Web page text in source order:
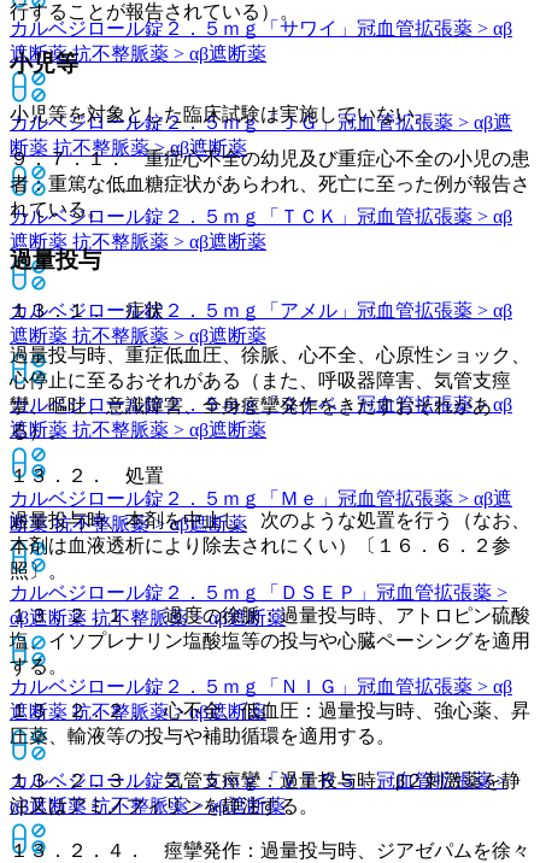
カルベジロール錠２．５ｍｇ「サワイ」 冠血管拡張薬 > αβ
遮断薬 抗不整脈薬 > αβ遮断薬
カルベジロール錠２．５ｍｇ「ＪＧ」冠血管拡張薬 > αβ遮
断薬 抗不整脈薬 > αβ遮断薬
カルベジロール錠２．５ｍｇ「ＴＣＫ」 冠血管拡張薬 > αβ
遮断薬 抗不整脈薬 > αβ遮断薬
カルベジロール錠２．５ｍｇ「アメル」 冠血管拡張薬 > αβ
遮断薬 抗不整脈薬 > αβ遮断薬
カルベジロール錠２．５ｍｇ「タナベ」冠血管拡張薬 > αβ
遮断薬 抗不整脈薬 > αβ遮断薬
カルベジロール錠２．５ｍｇ「Ｍｅ」 冠血管拡張薬 > αβ遮
断薬 抗不整脈薬 > αβ遮断薬
カルベジロール錠２．５ｍｇ「ＤＳＥＰ」 冠血管拡張薬 >
αβ遮断薬 抗不整脈薬 > αβ遮断薬
カルベジロール錠２．５ｍｇ「ＮＩＧ」 冠血管拡張薬 > αβ
遮断薬 抗不整脈薬 > αβ遮断薬
カルベジロール錠２．５ｍｇ「ＶＴＲＳ」冠血管拡張薬 >
αβ遮断薬 抗不整脈薬 > αβ遮断薬
行することが報告されている）。
小児等
小児等を対象とした臨床試験は実施していない。
９．７．１． 重症心不全の幼児及び重症心不全の小児の患
者：重篤な低血糖症状があらわれ、死亡に至った例が報告さ
れている。
過量投与
１３．１． 症状
過量投与時、重症低血圧、徐脈、心不全、心原性ショック、
心停止に至るおそれがある（また、呼吸器障害、気管支痙
攣、嘔吐、意識障害、全身痙攣発作をきたすおそれがあ
る）。
１３．２． 処置
過量投与時、本剤を中止し、次のような処置を行う（なお、
本剤は血液透析により除去されにくい）〔１６．６．２参
照〕。
１３．２．１． 過度の徐脈：過量投与時、アトロピン硫酸
塩、イソプレナリン塩酸塩等の投与や心臓ペーシングを適用
する。
１３．２．２． 心不全、低血圧：過量投与時、強心薬、昇
圧薬、輸液等の投与や補助循環を適用する。
１３．２．３． 気管支痙攣：過量投与時、β２刺激薬を静
注又はアミノフィリンを静注する。
１３．２．４． 痙攣発作：過量投与時、ジアゼパムを徐々